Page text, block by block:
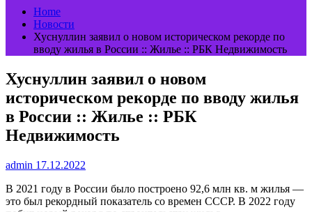
Home
Новости
Хуснуллин заявил о новом историческом рекорде по
вводу жилья в России :: Жилье :: РБК Недвижимость
Хуснуллин заявил о новом
историческом рекорде по вводу жилья
в России :: Жилье :: РБК
Недвижимость
admin 17.12.2022
В 2021 году в России было построено 92,6 млн кв. м жилья —
это был рекордный показатель со времен СССР. В 2022 году